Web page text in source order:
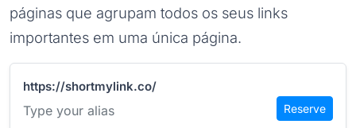
páginas que agrupam todos os seus links
importantes em uma única página.
https://shortmylink.co/
Reserve